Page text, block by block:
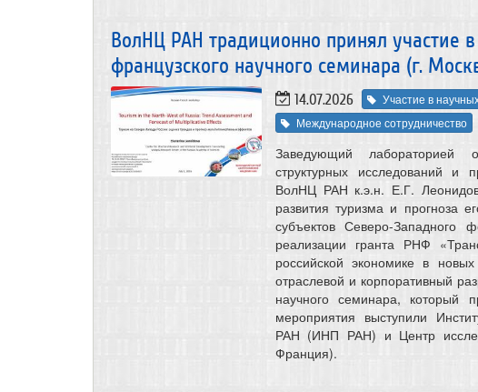
ВолНЦ РАН традиционно принял участие
французского научного семинара (г.
14.07.2026
Участие в
Международное сотрудничество
Заведующий лабораторией
структурных исследований и
ВолНЦ РАН к.э.н. Е.Г.
развития туризма и прогноза
субъектов Северо-Западного
реализации гранта РНФ
российской экономике в
отраслевой и корпоративный
научного семинара,
мероприятия выступили
РАН (ИНП РАН) и Центр
Франция).